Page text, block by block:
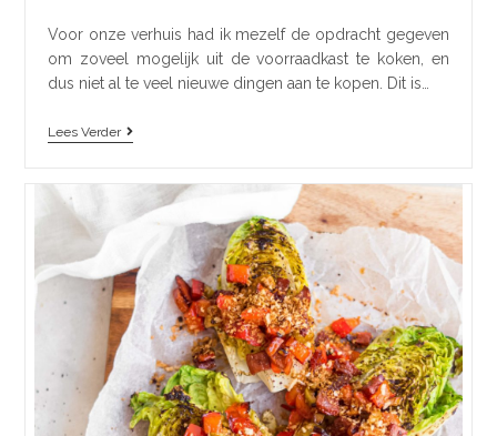
Voor onze verhuis had ik mezelf de opdracht gegeven
om zoveel mogelijk uit de voorraadkast te koken, en
dus niet al te veel nieuwe dingen aan te kopen. Dit is…
Lees Verder